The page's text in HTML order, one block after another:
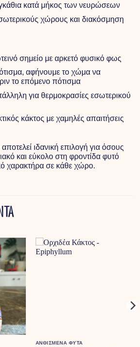
κατά μήκος των νευρώσεων
χώρους και διακόσμηση
σημείο με αρκετό φυσικό φως
αφήνουμε το χώμα να
το επόμενο πότισμα
για θερμοκρασίες εσωτερικού
κάκτος με χαμηλές απαιτήσεις
ιδανική επιλογή για όσους
και εύκολο στη φροντίδα φυτό
χαρακτήρα σε κάθε χώρο.
ΑΝΘΙΣΜΕΝΑ ΦΥΤΑ